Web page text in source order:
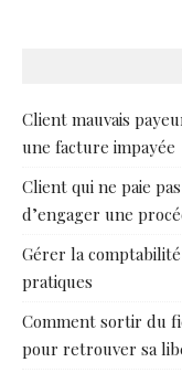
Client mauvais
une facture impayée
Client qui ne paie
d’engager une
Gérer la
pratiques
Comment sortir du
pour retrouver sa